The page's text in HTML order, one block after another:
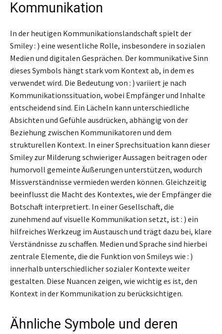
Kommunikation
In der heutigen Kommunikationslandschaft spielt der
Smiley : ) eine wesentliche Rolle, insbesondere in sozialen
Medien und digitalen Gesprächen. Der kommunikative Sinn
dieses Symbols hängt stark vom Kontext ab, in dem es
verwendet wird. Die Bedeutung von : ) variiert je nach
Kommunikationssituation, wobei Empfänger und Inhalte
entscheidend sind. Ein Lächeln kann unterschiedliche
Absichten und Gefühle ausdrücken, abhängig von der
Beziehung zwischen Kommunikatoren und dem
strukturellen Kontext. In einer Sprechsituation kann dieser
Smiley zur Milderung schwieriger Aussagen beitragen oder
humorvoll gemeinte Äußerungen unterstützen, wodurch
Missverständnisse vermieden werden können. Gleichzeitig
beeinflusst die Macht des Kontextes, wie der Empfänger die
Botschaft interpretiert. In einer Gesellschaft, die
zunehmend auf visuelle Kommunikation setzt, ist : ) ein
hilfreiches Werkzeug im Austausch und trägt dazu bei, klare
Verständnisse zu schaffen. Medien und Sprache sind hierbei
zentrale Elemente, die die Funktion von Smileys wie : )
innerhalb unterschiedlicher sozialer Kontexte weiter
gestalten. Diese Nuancen zeigen, wie wichtig es ist, den
Kontext in der Kommunikation zu berücksichtigen.
Ähnliche Symbole und deren